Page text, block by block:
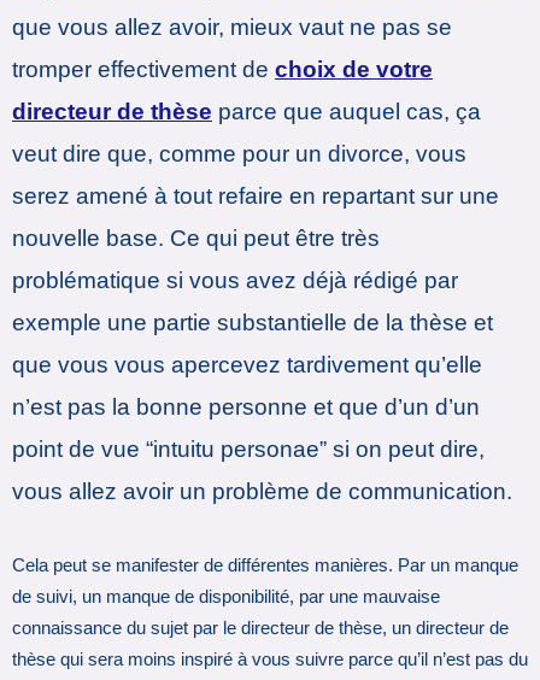
que vous allez avoir, mieux vaut ne pas se
tromper effectivement de choix de votre
directeur de thèse parce que auquel cas, ça
veut dire que, comme pour un divorce, vous
serez amené à tout refaire en repartant sur une
nouvelle base. Ce qui peut être très
problématique si vous avez déjà rédigé par
exemple une partie substantielle de la thèse et
que vous vous apercevez tardivement qu’elle
n’est pas la bonne personne et que d’un d’un
point de vue “intuitu personae” si on peut dire,
vous allez avoir un problème de communication.
Cela peut se manifester de différentes manières. Par un manque
de suivi, un manque de disponibilité, par une mauvaise
connaissance du sujet par le directeur de thèse, un directeur de
thèse qui sera moins inspiré à vous suivre parce qu’il n’est pas du